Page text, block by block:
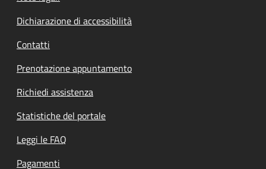
Dichiarazione di accessibilità
Contatti
Prenotazione appuntamento
Richiedi assistenza
Statistiche del portale
Leggi le FAQ
Pagamenti